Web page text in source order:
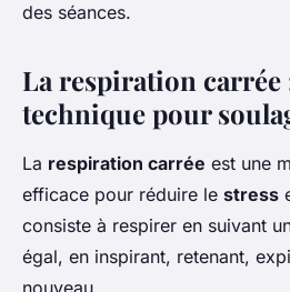
des séances.
La respiration carrée
technique pour
La respiration carrée est une
efficace pour réduire le stress
consiste à respirer en suivant
égal, en inspirant, retenant,